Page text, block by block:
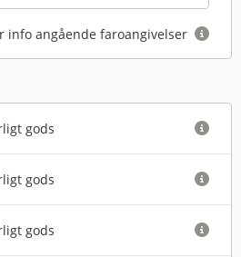
info angående faroangivelser 
gods 
gods 
gods 